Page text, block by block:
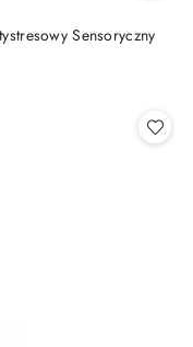
Sensoryczny